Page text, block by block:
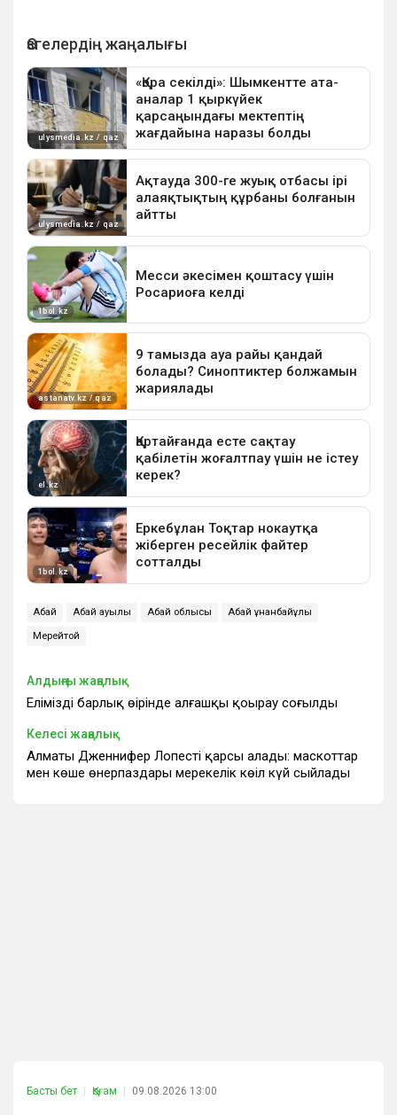
Абай Абай ауылы Абай облысы Абай Құнанбайұлы
Мерейтой
Алдыңғы жаңалық
Еліміздің барлық өңірінде алғашқы қоңырау соғылды
Келесі жаңалық
Алматы Дженнифер Лопесті қарсы алады: маскоттар
мен көше өнерпаздары мерекелік көңіл күй сыйлады
Басты бет Қоғам 09.08.2026 13:00